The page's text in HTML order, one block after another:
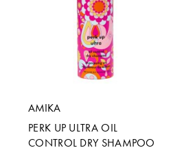
AMIKA
PERK UP ULTRA OIL
CONTROL DRY SHAMPOO